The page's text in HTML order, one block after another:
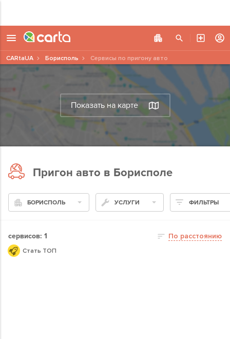
Показать на карте
CARtaUA Борисполь Сервисы по пригону авто
Пригон авто в Борисполе
БОРИСПОЛЬ УСЛУГИ ФИЛЬТРЫ
сервисов: 1 По расстоянию
Стать ТОП